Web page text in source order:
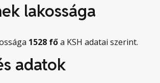
lakossága
1528 főa KSH adatai szerint.
adatok